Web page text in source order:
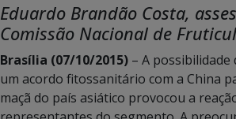
Eduardo Brandão Costa,
Comissão Nacional de
Brasília (07/10/2015) – A
um acordo fitossanitário com a China
maçã do país asiático provocou a